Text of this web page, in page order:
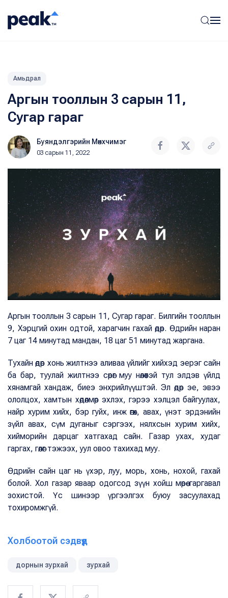
Амьдрал
Аргын тооллын 3 сарын 11,
Сугар гараг
Буяндэлгэрийн Мөнхчимэг
03 сарын 11, 2022
Аргын тооллын 3 сарын 11, Сугар гараг. Билгийн тооллын
9, Хэрцгий охин одтой, харагчин гахай өдөр. Өдрийн наран
7 цаг 14 минутад мандан, 18 цаг 51 минутад жаргана.
Тухайн өдөр хонь жилтнээ аливаа үйлийг хийхэд эерэг сайн
ба бар, туулай жилтнээ сөрөг муу нөлөөтэй тул элдэв үйлд
хянамгай хандаж, биеэ энхрийлүүштэй. Эл өдөр эе, эвээ
ололцох, хамтын хөдөлмөр эхлэх, гэрээ хэлцэл байгуулах,
найр хурим хийх, бэр гуйх, инж өгөх, авах, үнэт эрдэнийн
зүйл авах, сүм дуганыг сэргээх, нялхсын хурим хийх,
хийморийн дарцаг хатгахад сайн. Газар ухах, худаг
гаргах, гөлөг тэжээх, уул овоо тахихад муу.
Өдрийн сайн цаг нь үхэр, луу, морь, хонь, нохой, гахай
болой. Хол газар яваар одогсод зүүн хойш мөрөө гаргавал
зохистой. Үс шинээр үргээлгэх буюу засуулахад
тохиромжгүй.
Холбоотой сэдвүүд
дорнын зурхай зурхай